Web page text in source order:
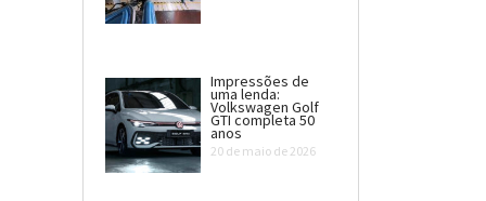
Impressões de
uma lenda:
Volkswagen Golf
GTI completa 50
anos
20 de maio de 2026